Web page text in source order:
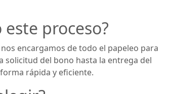
proceso?
nos encargamos de todo el papeleo para
solicitud del bono hasta la entrega del
rápida y eficiente.